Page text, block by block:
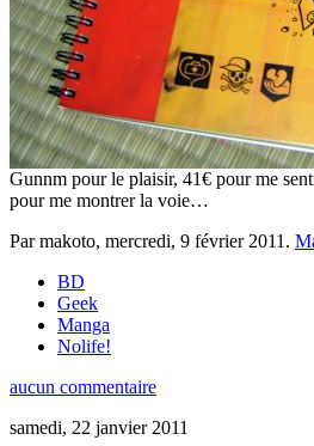
Gunnm pour le plaisir, 41€ pour me
pour me montrer la voie…
Par makoto, mercredi, 9 février 2011 .
BD
Geek
Manga
Nolife!
aucun commentaire
samedi, 22 janvier 2011